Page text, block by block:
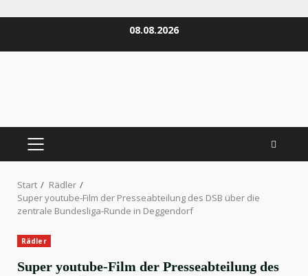
08.08.2026
PRIMÄRES
Start
Rädler
Super youtube-Film der Presseabteilung des DSB über die
zentrale Bundesliga-Runde in Deggendorf
Rädler
Super youtube-Film der Presseabteilung des